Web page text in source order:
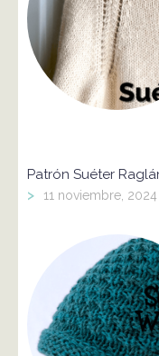
Patrón Suéter
> 11 noviembre, 2024